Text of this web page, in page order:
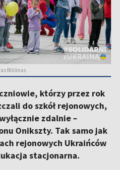
Biliūnas
którzy przez rok
do szkół rejonowych,
zdalnie –
Onikszty. Tak samo jak
rejonowych Ukraińców
stacjonarna.